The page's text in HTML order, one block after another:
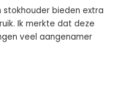
stokhouder bieden extra
Ik merkte dat deze
veel aangenamer